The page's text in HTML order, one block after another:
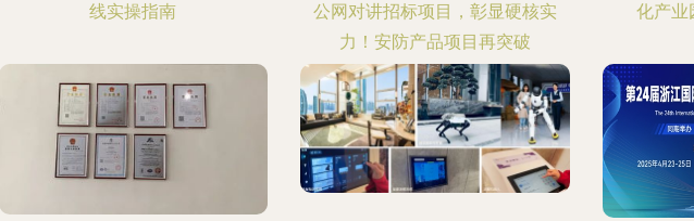
线实操指南
公网对讲招标项目，彰显硬核实
力！安防产品项目再突破
化产业